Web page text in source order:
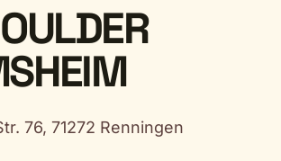
76, 71272 Renningen